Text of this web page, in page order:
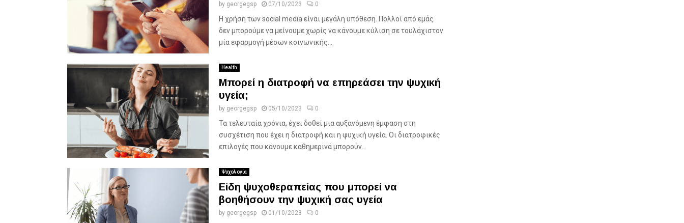
by georgegsp 07/10/2023 0
Η χρήση των social media είναι μεγάλη υπόθεση. Πολλοί από εμάς
δεν μπορούμε να μείνουμε χωρίς να κάνουμε κύλιση σε τουλάχιστον
μία εφαρμογή μέσων κοινωνικής...
Health
Μπορεί η διατροφή να επηρεάσει την ψυχική
υγεία;
by georgegsp 05/10/2023 0
Τα τελευταία χρόνια, έχει δοθεί μια αυξανόμενη έμφαση στη
συσχέτιση που έχει η διατροφή και η ψυχική υγεία. Οι διατροφικές
επιλογές που κάνουμε καθημερινά μπορούν...
Ψυχολογία
Είδη ψυχοθεραπείας που μπορεί να
βοηθήσουν την ψυχική σας υγεία
by georgegsp 01/10/2023 0